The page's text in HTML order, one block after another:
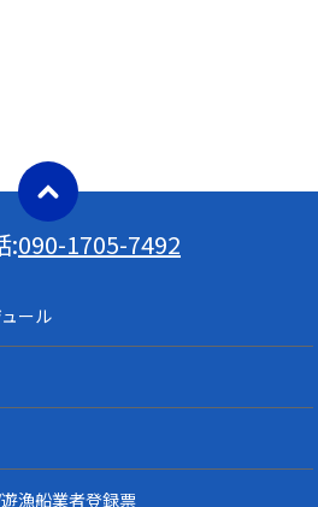
:090-1705-7492
ール
漁船業者登録票